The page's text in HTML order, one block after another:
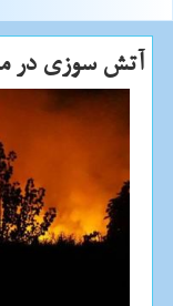
آتش سوزی در